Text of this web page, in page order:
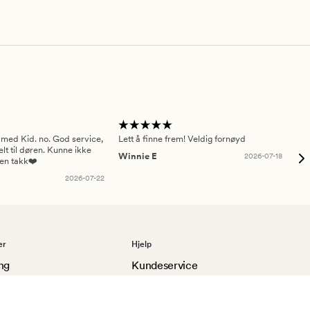
Kid. no. God service,
til døren. Kunne ikke
takk❤️
2026-07-22
Lett å finne frem! Veldig fornøyd
Winnie E
2026-07-18
Hjelp
Kundeservice